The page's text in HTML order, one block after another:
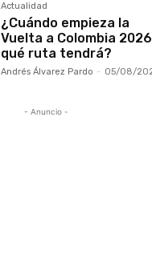
Actualidad
¿Cuándo empieza la
Vuelta a Colombia
qué ruta tendrá?
Andrés Álvarez Pardo - 05/08/
- Anuncio -